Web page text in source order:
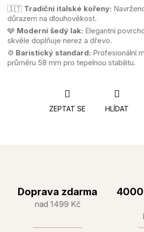
🇮🇹 Tradiční italské kořeny:
důrazem na dlouhověkost.
🩶 Moderní šedý lak: Elegantní
skvěle doplňuje nerez a dřevo.
⚙️ Baristický standard: Profesionální
průměru 58 mm pro tepelnou stabilitu.
ZEPTAT SE HLÍDAT
Doprava zdarma
nad 1499 Kč